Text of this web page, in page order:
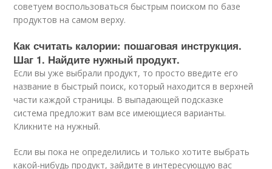
советуем воспользоваться быстрым поиском по базе
продуктов на самом верху.
Как считать калории: пошаговая инструкция.
Шаг 1. Найдите нужный продукт.
Если вы уже выбрали продукт, то просто введите его
название в быстрый поиск, который находится в верхней
части каждой страницы. В выпадающей подсказке
система предложит вам все имеющиеся варианты.
Кликните на нужный.
Если вы пока не определились и только хотите выбрать
какой-нибудь продукт, зайдите в интересующую вас